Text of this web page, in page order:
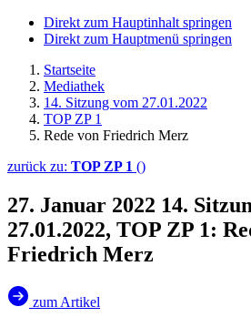
Direkt zum Hauptinhalt springen
Direkt zum Hauptmenü springen
Startseite
Mediathek
14. Sitzung vom 27.01.2022
TOP ZP 1
Rede von Friedrich Merz
zurück zu: TOP ZP 1 ()
27. Januar 2022 14.
27.01.2022, TOP ZP 1:
Friedrich Merz
zum Artikel